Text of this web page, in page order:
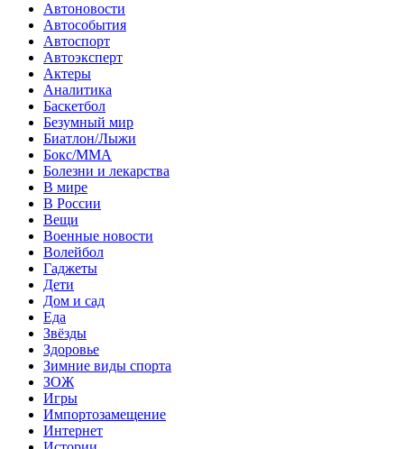
Автоновости
Автособытия
Автоспорт
Автоэксперт
Актеры
Аналитика
Баскетбол
Безумный мир
Биатлон/Лыжи
Бокс/MMA
Болезни и лекарства
В мире
В России
Вещи
Военные новости
Волейбол
Гаджеты
Дети
Дом и сад
Еда
Звёзды
Здоровье
Зимние виды спорта
ЗОЖ
Игры
Импортозамещение
Интернет